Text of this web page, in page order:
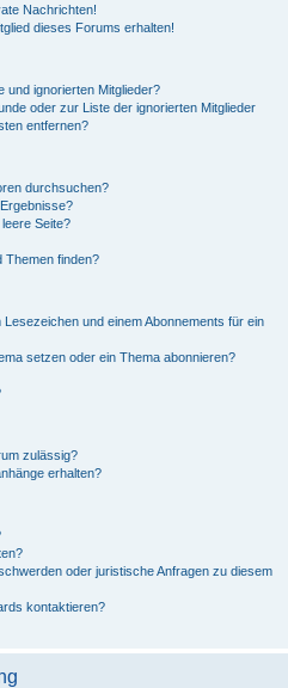
Nachrichten!
dieses Forums erhalten!
und ignorierten Mitglieder?
oder zur Liste der ignorierten Mitglieder
entfernen?
durchsuchen?
Seite?
Themen finden?
und einem Abonnements für ein
setzen oder ein Thema abonnieren?
zulässig?
erhalten?
oder juristische Anfragen zu diesem
kontaktieren?